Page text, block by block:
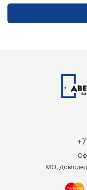
МО,